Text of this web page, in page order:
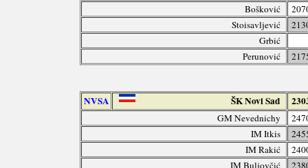
Bošković
Stoisavljević
Grbić
Perunović
NVSA ŠK Novi Sad
GM Nevednichy
IM Itkis
IM Rakić
IM Buljovčić